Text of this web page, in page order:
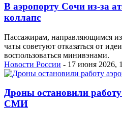
В аэропорту Сочи из-за
коллапс
Пассажирам, направляющимся
чаты советуют отказаться от
воспользоваться минивэнами.
Новости России - 17 июня 2026,
Дроны остановили
СМИ